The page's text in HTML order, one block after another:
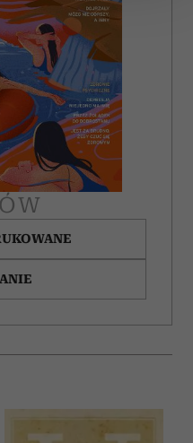
spersonalizowania treści
społecznościowe i
Informacje o tym, jak
partnerom
i analitycznym.
z innymi danymi
podczas